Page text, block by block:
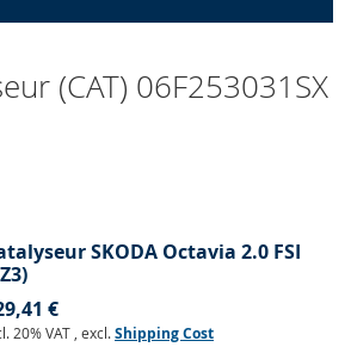
(CAT) 06F253031SX
SKODA Octavia 2.0 FSI
€
20% VAT , excl.Shipping Cost